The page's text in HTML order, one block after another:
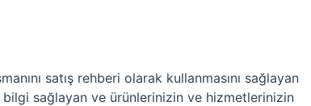
satış rehberi olarak kullanmasını sağlayan
sağlayan ve ürünlerinizin ve hizmetlerinizin